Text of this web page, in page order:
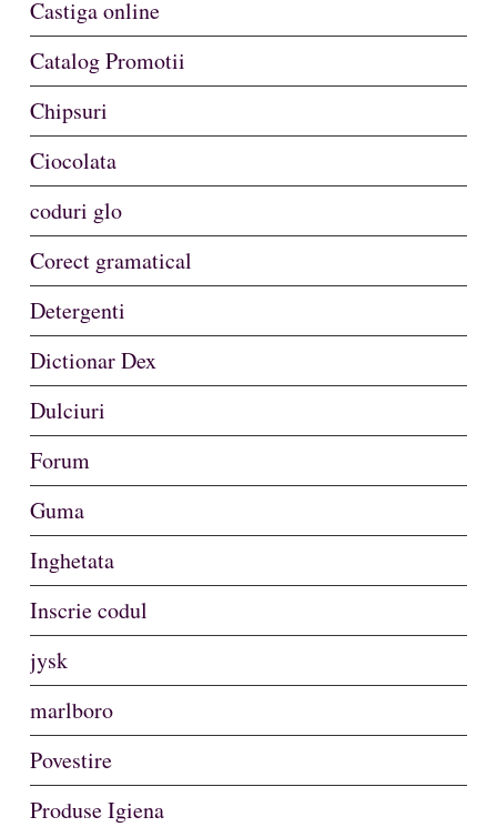
Castiga online
Catalog Promotii
Chipsuri
Ciocolata
coduri glo
Corect gramatical
Detergenti
Dictionar Dex
Dulciuri
Forum
Guma
Inghetata
Inscrie codul
jysk
marlboro
Povestire
Produse Igiena